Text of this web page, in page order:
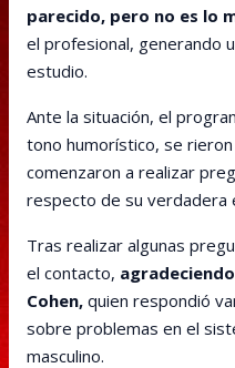
parecido, pero no es lo
el profesional, generando
estudio.
Ante la situación, el
tono humorístico, se
comenzaron a realizar
respecto de su verdadera
Tras realizar algunas
el contacto,
Cohen, quien respondió
sobre problemas en el
masculino.